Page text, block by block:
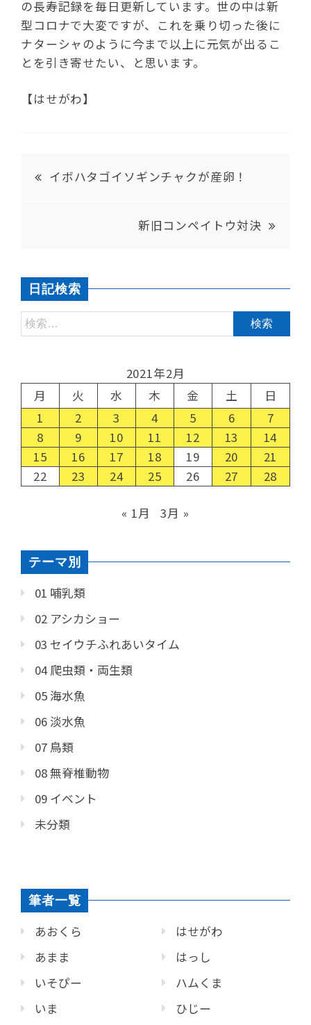
の長寿記録を毎日更新しています。世の中は新
型コロナで大変ですが、これを乗り切った後に
ナターシャのように今まで以上に元気が出るこ
とを引き寄せたい、と思います。
【はせがわ】
イボハタゴイソギンチャクが産卵！
新旧コンペイトウ対決
日記検索
2021年2月
月
火 水 木 金 土
日
1
2 3 4 5 6
7
8
9 10 11 12 13
14
15
16 17 18 19 20
21
22
23 24 25 26 27 28
« 1月 3月 »
テーマ別
01 哺乳類
02 アシカショー
03 セイウチふれあいタイム
04 爬虫類・両生類
05 海水魚
06 淡水魚
07 鳥類
08 無脊椎動物
09 イベント
未分類
筆者一覧
あおくら
あまま
いそぴー
いま
はせがわ
はっし
ハムくま
ひじー